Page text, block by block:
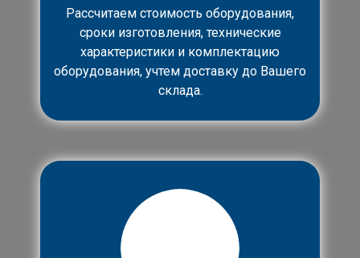
Рассчитаем стоимость оборудования,
сроки изготовления, технические
характеристики и комплектацию
оборудования, учтем доставку до Вашего
склада.